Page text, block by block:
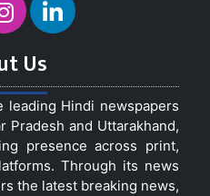
Us
Hindi newspapers
Pradesh and Uttarakhand,
presence across print,
Through its news
the latest breaking news,